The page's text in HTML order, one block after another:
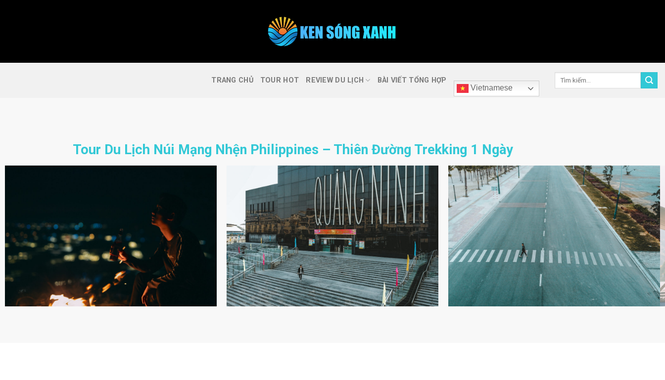
TRANG CHỦ TOUR HOT REVIEW DU LỊCH
BÀI VIẾT TỔNG HỢP
Vietnamese
Tìm
Tour Du Lịch Núi Mạng Nhện Philippines – Thiên Đường Trekking 1 Ngày